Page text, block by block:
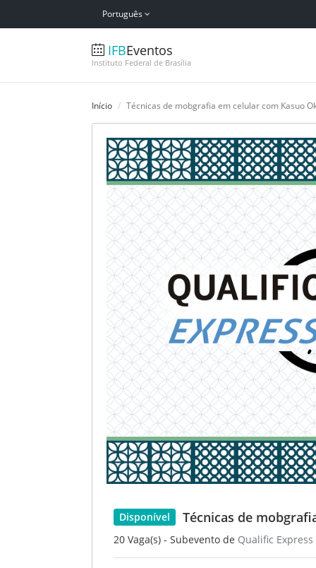
Português
IFBEventos
Instituto Federal de Brasília
Início Técnicas de mobgrafia em celular com Kasuo
Disponível Técnicas de
20 Vaga(s) - Subevento de Qualific Express